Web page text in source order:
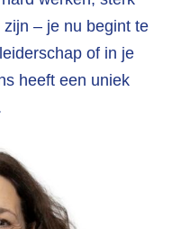
– je nu begint te
of in je
heeft een uniek